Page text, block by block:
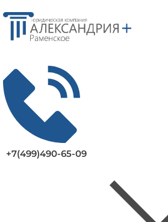
+7(499)490-65-09